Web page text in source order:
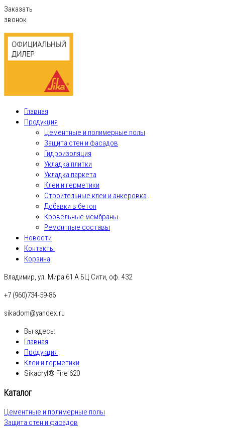
Заказать
звонок
Главная
Продукция
Цементные и полимерные полы
Защита стен и фасадов
Гидроизоляция
Укладка плитки
Укладка паркета
Клеи и герметики
Строительные клеи и анкеровка
Добавки в бетон
Кровельные мембраны
Ремонтные составы
Новости
Контакты
Корзина
Владимир, ул. Мира 61 А БЦ Сити, оф. 432
+7 (960)734-59-86
sikadom@yandex.ru
Вы здесь:
Главная
Продукция
Клеи и герметики
Sikacryl® Fire 620
Каталог
Цементные и полимерные полы
Защита стен и фасадов